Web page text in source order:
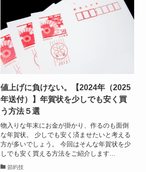
値上げに負けない。【2024年（2025
年送付）】年賀状を少しでも安く買
う方法５選
物入りな年末にお金が掛かり、作るのも面倒
な年賀状。 少しでも安く済ませたいと考える
方が多いでしょう。 今回はそんな年賀状を少
しでも安く買える方法をご紹介します...
節約技